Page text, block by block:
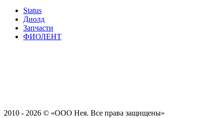
Status
Диолд
Запчасти
ФИОЛЕНТ
2010 - 2026 © «ООО Нея. Все права защищены»